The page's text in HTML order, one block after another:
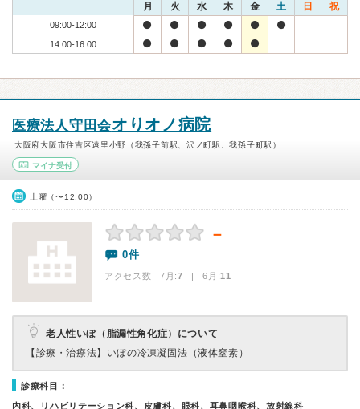
月 火 水 木 金 土 日 祝
09:00-12:00
14:00-16:00
医療法人守田会オりオノ病院
大阪府大阪市住吉区遠里小野（我孫子前駅、沢ノ町駅、我孫子町駅）
マイナ受付
土曜（〜12:00）
－
0件
アクセス数 7月:7 | 6月:11
老人性いぼ（脂漏性角化症）について
【診療・治療法】 いぼの冷凍凝固法（液体窒素）
診療科目：
内科、リハビリテーション科、皮膚科、眼科、耳鼻咽喉科、放射線科